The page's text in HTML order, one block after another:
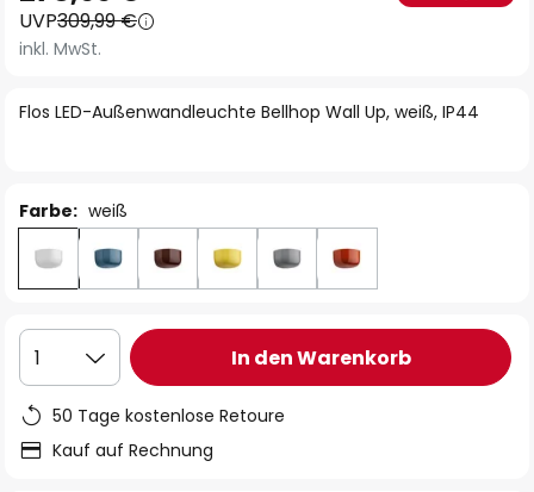
der
Bildgalerie
Flos LED-Außenwandleuchte Bellhop Wall Up, weiß, IP44
UVP309,99 €
inkl. MwSt.
Farbe: weiß
1 In den Warenkorb
50 Tage kostenlose Retoure
Kauf auf Rechnung